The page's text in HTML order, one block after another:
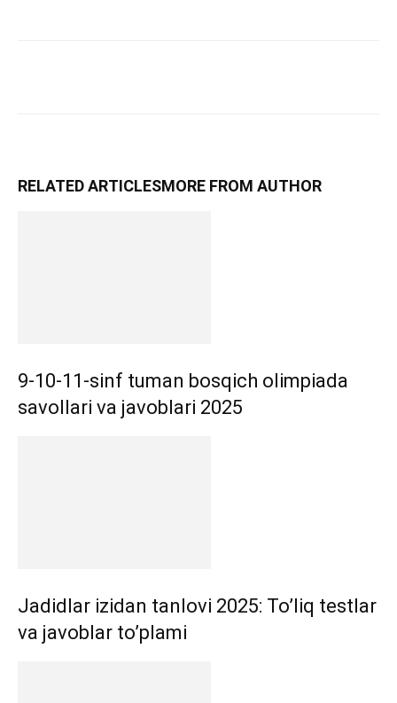
RELATED ARTICLESMORE FROM AUTHOR
9-10-11-sinf tuman bosqich olimpiada
savollari va javoblari 2025
Jadidlar izidan tanlovi 2025: To’liq testlar
va javoblar to’plami